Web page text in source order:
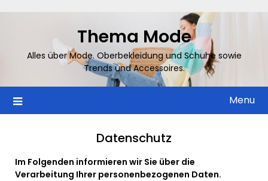
Thema Mode
Alles über Mode. Oberbekleidung und Schuhe sowie
Trends und Accessoires.
Menu
Datenschutz
Im Folgenden informieren wir Sie über die
Verarbeitung Ihrer personenbezogenen Daten.